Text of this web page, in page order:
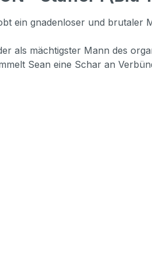
ein gnadenloser und brutaler
als mächtigster Mann des
Sean eine Schar an